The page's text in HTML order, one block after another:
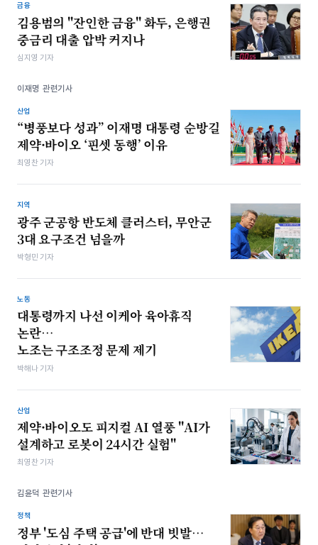
금융
김용범의 "잔인한 금융" 화두, 은행권
중금리 대출 압박 커지나
심지영 기자
이재명 관련기사
산업
“병풍보다 성과” 이재명 대통령 순방길
제약·바이오 ‘핀셋 동행’ 이유
최영찬 기자
지역
광주 군공항 반도체 클러스터, 무안군
3대 요구조건 넘을까
박형민 기자
노동
대통령까지 나선 이케아 육아휴직
논란…
노조는 구조조정 문제 제기
박해나 기자
산업
제약·바이오도 피지컬 AI 열풍 "AI가
설계하고 로봇이 24시간 실험"
최영찬 기자
김윤덕 관련기사
정책
정부 '도심 주택 공급'에 반대 빗발…